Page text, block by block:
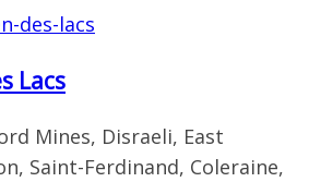
Lacs
Mines, Disraeli, East
Saint-Ferdinand, Coleraine,